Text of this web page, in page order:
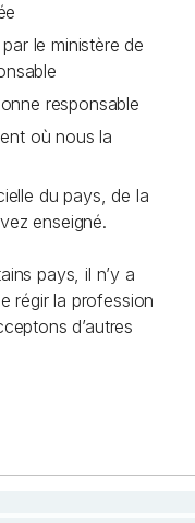
le ministère de
responsable
où nous la
du pays, de la
enseigné.
pays, il n’y a
régir la profession
d’autres